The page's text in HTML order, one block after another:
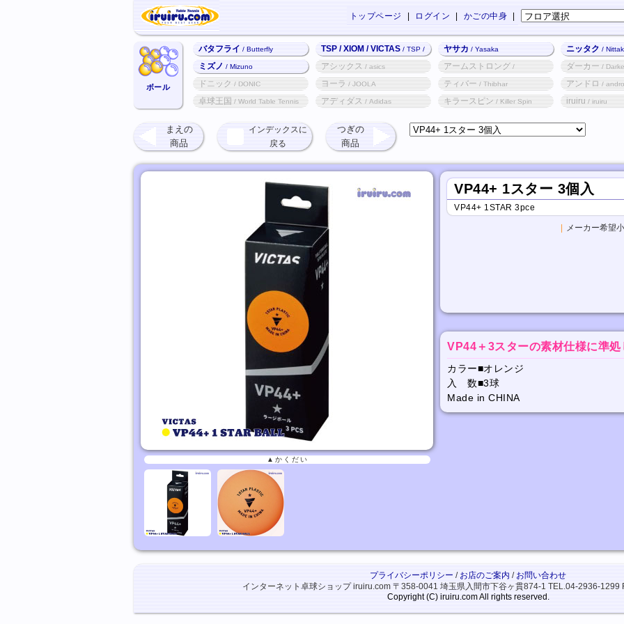
かごの中身
ログイン
トップページ
ボール
バタフライ/ Butterfly TSP / XIOM / VICTAS/ TSP /
XIOM / VICTAS
ヤサカ/ Yasaka ニッタク/
ミズノ/ Mizuno アシックス/ asics アームストロング/
Armstrong
ダーカー/
ドニック/ DONIC ヨーラ/ JOOLA ティバー/ Thibhar アンドロ/ andro
卓球王国/ World Table Tennis アディダス/ Adidas キラースピン/ Killer Spin iruiru/ iruiru
まえの
商品
インデックスに
戻る
つぎの
商品
▲かくだい
VP44+ 1スター 3個入
VP44+ 1STAR 3pce
メーカー希望
VP44＋3スターの素材仕様に準処
カラー■オレンジ
入 数■3球
Made in CHINA
プライバシーポリシー/お店のご案内/お問い合わせ
インターネット卓球ショップ iruiru.com〒358-0041 埼玉県入間市下谷ヶ貫874-1TEL.04-2936-1299
Copyright (C) iruiru.com All rights reserved.